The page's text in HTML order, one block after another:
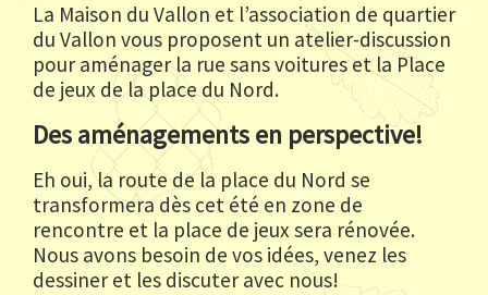
La Maison du Vallon et l’association de quartier
du Vallon vous proposent un atelier-discussion
pour aménager la rue sans voitures et la Place
de jeux de la place du Nord.
Des aménagements en perspective!
Eh oui, la route de la place du Nord se
transformera dès cet été en zone de
rencontre et la place de jeux sera rénovée.
Nous avons besoin de vos idées, venez les
dessiner et les discuter avec nous!